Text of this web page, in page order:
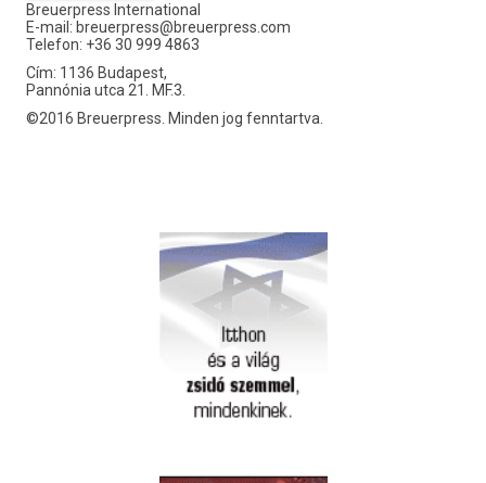
Breuerpress International
E-mail: breuerpress@breuerpress.com
Telefon: +36 30 999 4863
Cím: 1136 Budapest,
Pannónia utca 21. MF.3.
©2016 Breuerpress. Minden jog fenntartva.